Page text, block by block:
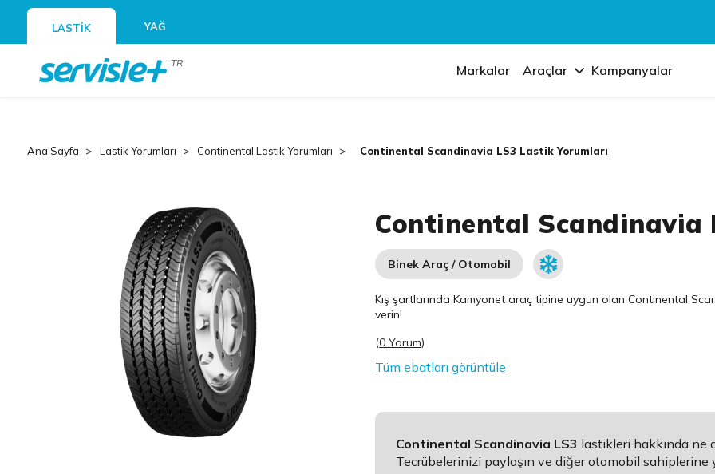
LASTİK YAĞ
TR Markalar Araçlar Kampanyalar
Ana Sayfa Lastik Yorumları Continental Lastik Yorumları Continental Scandinavia LS3 Lastik Yorumları
Continental Scandinavia
Binek Araç / Otomobil
Kış şartlarında Kamyonet araç tipine uygun olanContinental
verin!
(0 Yorum)
Tüm ebatları görüntüle
Continental Scandinavia LS3 lastikleri hakkında ne
Tecrübelerinizi paylaşın ve diğer otomobil sahiplerine